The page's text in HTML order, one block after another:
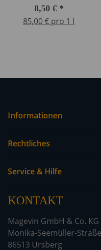
8,50 € *
85,00 € pro 1 l
Informationen
Rechtliches
Service & Hilfe
KONTAKT
Magevin GmbH & Co. KG
Monika-Seemüller-
86513 Ursberg